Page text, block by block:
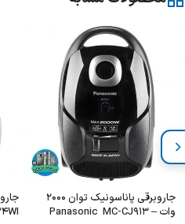
جاروبرقی پاناسونیک توان 2000
وات – Panasonic MC-CJ913